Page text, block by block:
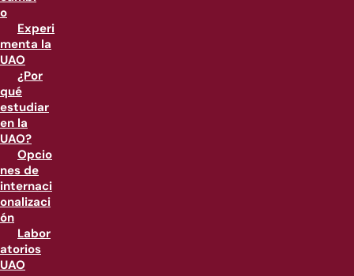
o
Experi
menta la
UAO
¿Por
qué
estudiar
en la
UAO?
Opcio
nes de
internaci
onalizaci
ón
Labor
atorios
UAO